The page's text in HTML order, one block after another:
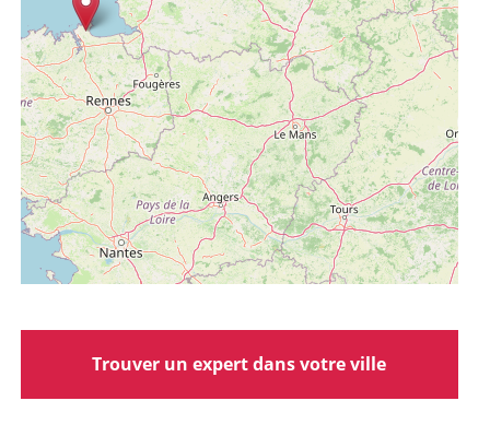
Trouver un expert dans votre ville